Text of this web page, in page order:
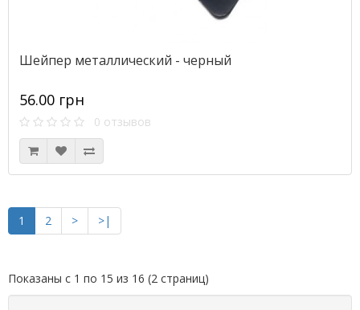
Шейпер металлический - черный
56.00 грн
0 отзывов
1 2 > >|
Показаны с 1 по 15 из 16 (2 страниц)